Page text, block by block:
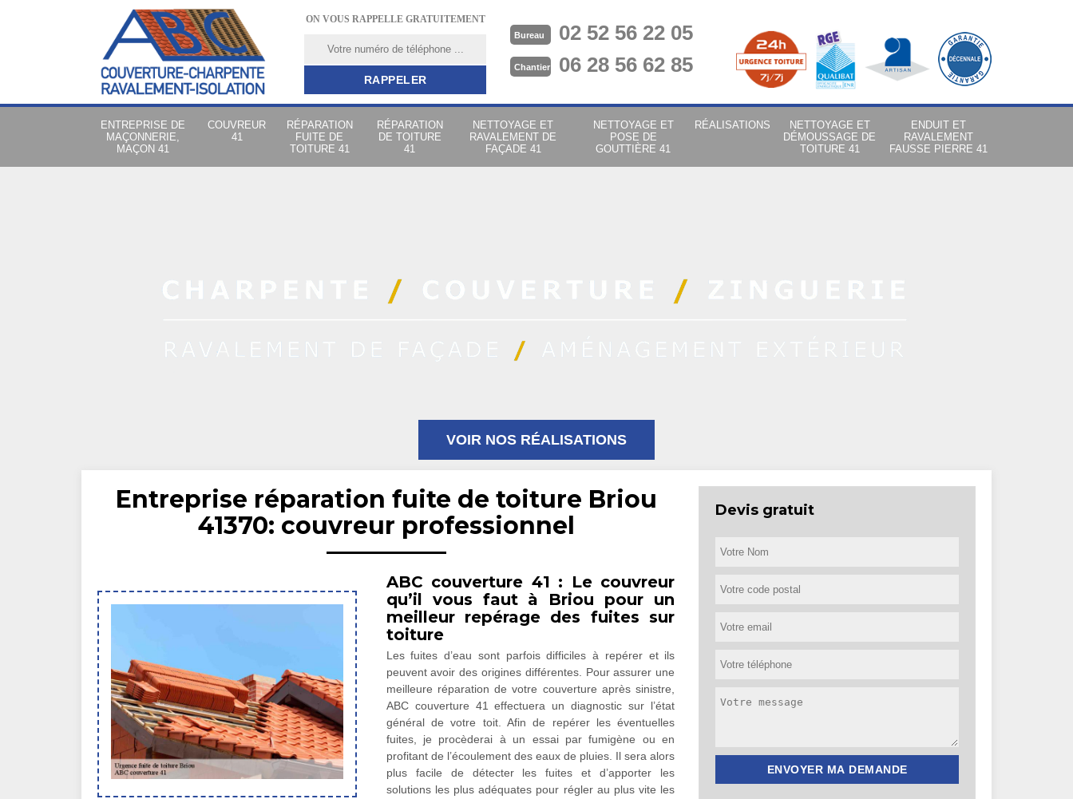
ON VOUS RAPPELLE GRATUITEMENT
Bureau 02 52 56 22 05
Chantier 06 28 56 62 85
ENTREPRISE DE
MAÇONNERIE,
MAÇON 41
COUVREUR
41
RÉPARATION
FUITE DE
TOITURE 41
RÉPARATION
DE TOITURE
41
NETTOYAGE ET
RAVALEMENT DE
FAÇADE 41
NETTOYAGE ET
POSE DE
GOUTTIÈRE 41
RÉALISATIONS
NETTOYAGE ET
DÉMOUSSAGE DE
TOITURE 41
ENDUIT ET
RAVALEMENT
FAUSSE PIERRE 41
VOIR NOS RÉALISATIONS
Entreprise réparation fuite de toiture Briou
41370: couvreur professionnel
ABC couverture 41 : Le couvreur
qu’il vous faut à Briou pour un
meilleur repérage des fuites sur
toiture
Les fuites d’eau sont parfois difficiles à repérer et ils
peuvent avoir des origines différentes. Pour assurer une
meilleure réparation de votre couverture après sinistre,
ABC couverture 41 effectuera un diagnostic sur l’état
général de votre toit. Afin de repérer les éventuelles
fuites, je procèderai à un essai par fumigène ou en
profitant de l’écoulement des eaux de pluies. Il sera alors
plus facile de détecter les fuites et d’apporter les
solutions les plus adéquates pour régler au plus vite les
Devis gratuit